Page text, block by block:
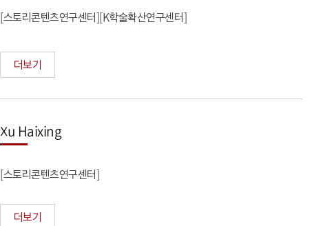
[스토리콘텐츠연구센터][K학술확산연구센터]
더보기
Xu Haixing
[스토리콘텐츠연구센터]
더보기